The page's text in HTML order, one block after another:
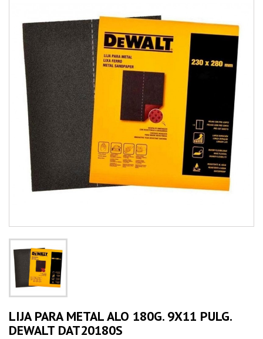
LIJA PARA METAL ALO 180G. 9X11 PULG.
DEWALT DAT20180S